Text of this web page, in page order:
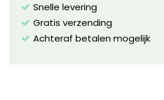
Snelle levering
Gratis verzending
Achteraf betalen mogelijk